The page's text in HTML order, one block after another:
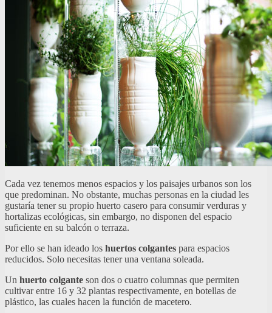
Cada vez tenemos menos espacios y los paisajes urbanos son los
que predominan. No obstante, muchas personas en la ciudad les
gustaría tener su propio huerto casero para consumir verduras y
hortalizas ecológicas, sin embargo, no disponen del espacio
suficiente en su balcón o terraza.
Por ello se han ideado los huertos colgantes para espacios
reducidos. Solo necesitas tener una ventana soleada.
Un huerto colgante son dos o cuatro columnas que permiten
cultivar entre 16 y 32 plantas respectivamente, en botellas de
plástico, las cuales hacen la función de macetero.